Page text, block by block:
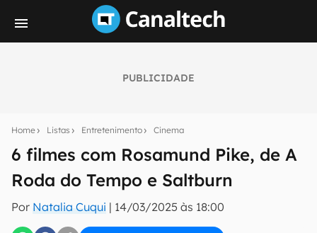
PUBLICIDADE
Home Listas Entretenimento Cinema
6 filmes com Rosamund Pike, de A
Roda do Tempo e Saltburn
Por Natalia Cuqui | 14/03/2025 às 18:00
notícias e reviews sobre tecnologia em primeira
mão.
E-mail